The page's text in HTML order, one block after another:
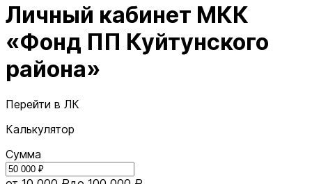
Личный кабинет МКК
«Фонд ПП Куйтунского
района»
Перейти в ЛК
Калькулятор
Сумма